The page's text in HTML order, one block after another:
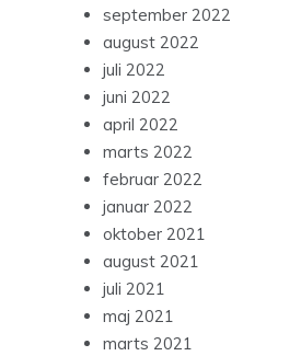
september 2022
august 2022
juli 2022
juni 2022
april 2022
marts 2022
februar 2022
januar 2022
oktober 2021
august 2021
juli 2021
maj 2021
marts 2021